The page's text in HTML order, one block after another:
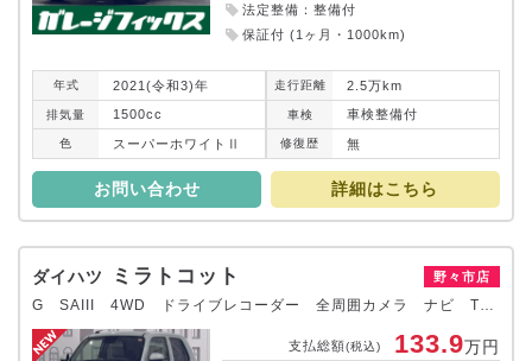
法定整備：整備付
保証付 (1ヶ月・1000km)
年式 2021(令和3)年 走行距離 2.5万km
排気量 1500cc 車検 車検整備付
色 スーパーホワイトⅡ 修復歴 無
お問い合わせ 詳細はこちら
ダイハツ ミラトコット 野々市店
G SAIII 4WD ドライブレコーダー 全周囲カメラ ナビ TV クリアランスソナー 衝突被害軽減システム オートマチックハイビーム オートライト LEDヘッドランプ スマートキー アイドリングストップ
支払総額(税込) 133.9万円